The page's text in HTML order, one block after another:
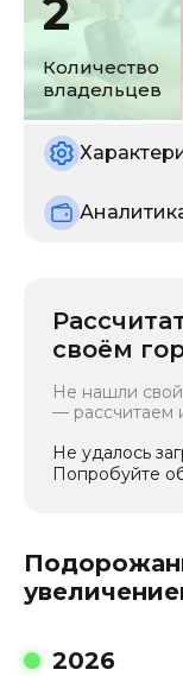
Объём двигателя
2 л
Состояние
б/у
2
Количество
владельцев
своём
Не нашли
— рассчитаем
Не удалось
Попробуйте
2026